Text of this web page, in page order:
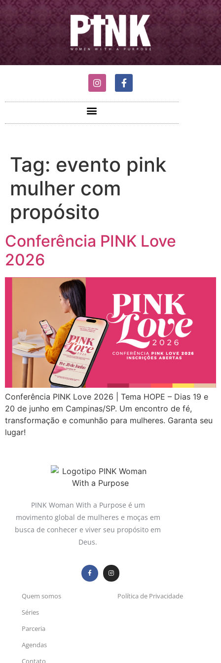
Tag: evento pink
mulher com
propósito
Conferência PINK Love
2026
Conferência PINK Love 2026 | Tema HOPE – Dias 19 e
20 de junho em Campinas/SP. Um encontro de fé,
transformação e comunhão para mulheres. Garanta seu
lugar!
PINK Woman With a Purpose é um
movimento global de mulheres e moças em
busca de conhecer e viver seu propósito em
Deus.
Quem somos
Séries
Parceria
Agendas
Contato
Política de Privacidade